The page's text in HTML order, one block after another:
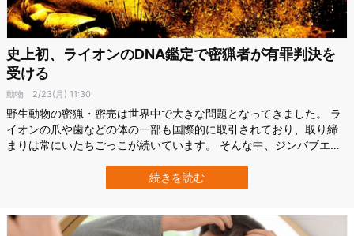
史上初、ライオンのDNA鑑定で密猟者が有罪判決を
受ける
動物 2/23(月) 11:30
野生動物の密猟・密売は世界中で大きな問題となってきました。 ラ
イオンの爪や歯などの体の一部も国際的に取引されており、取り締
まりは常にいたちごっこが続いています。 そんな中、ジンバブエで
鑑定し、「特定の1頭を違法に殺した証拠」として法廷で立証するこ
とに成功。 密猟者に有罪判決が下されたのです。 単一個体のライオ
続きを読む